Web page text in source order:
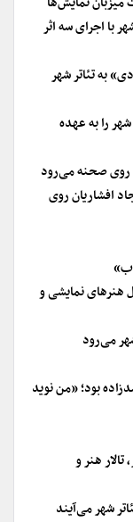
با اجرای سه اثر
به تئاتر شهر
را به عهده
روی صحنه می‌رود
افشاریان روی
هنرهای نمایشی و
می‌رود
بود؛ «من نوید
تالار هنر و
شهر می‌آیند